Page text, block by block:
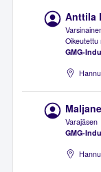
Anttila
Oikeutettu
GMG-
Varajäsen
GMG-